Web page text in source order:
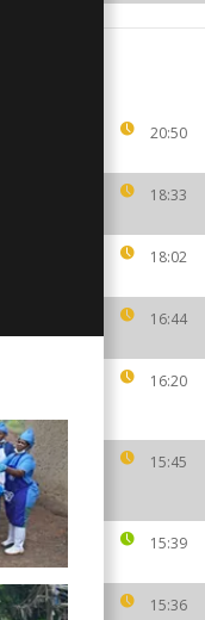
20:50
18:33
18:02
16:44
16:20
15:45
15:39
15:36